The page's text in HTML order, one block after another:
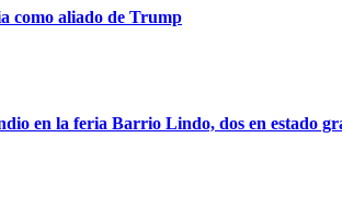
como aliado de Trump
en la feria Barrio Lindo, dos en estado